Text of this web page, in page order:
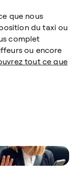
que nous
du taxi ou
complet
ou encore
tout ce que